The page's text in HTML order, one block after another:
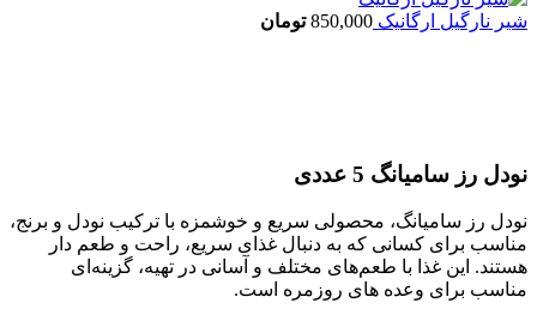
شیر نارگیل ارگانیک 850,000 تومان
نودل رز سامیانگ 5 عددی
نودل رز سامیانگ، محصولی سریع و خوشمزه با ترکیب نودل و برنج،
مناسب برای کسانی که به دنبال غذای سریع، راحت و طعم‌ دار
هستند. این غذا با طعم‌های مختلف و آسانی در تهیه، گزینه‌ای
مناسب برای وعده‌ های روزمره است.